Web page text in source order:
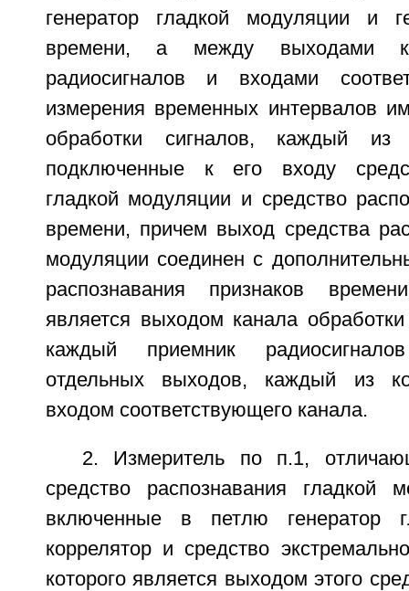
генератор гладкой модуляции и
времени, а между выходами
радиосигналов и входами
измерения временных интервалов
обработки сигналов, каждый из
подключенные к его входу
гладкой модуляции и средство
времени, причем выход средства
модуляции соединен с
распознавания признаков
является выходом канала
каждый приемник
отдельных выходов, каждый из
входом соответствующего канала.
2. Измеритель по п.1,
средство распознавания гладкой
включенные в петлю генератор
коррелятор и средство
которого является выходом этого